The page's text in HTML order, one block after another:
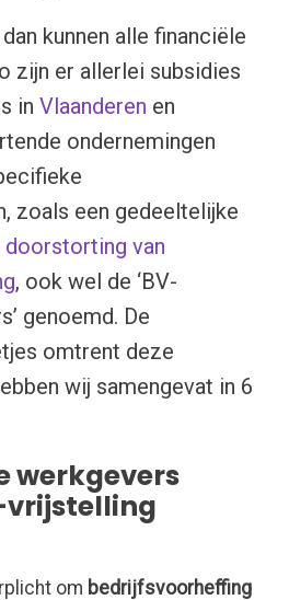
kunnen alle financiële
zijn er allerlei subsidies
in Vlaanderen en
ondernemingen
zoals een gedeeltelijke
van
, ook wel de ‘BV-
genoemd. De
omtrent deze
wij samengevat in 6
werkgevers
vrijstelling
om bedrijfsvoorheffing